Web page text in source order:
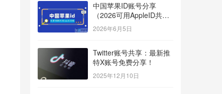
中国苹果ID账号分享
（2026可用AppleID共享
账号）
2026年6月5日
Twitter账号共享：最新推
特X账号免费分享！
2025年12月10日